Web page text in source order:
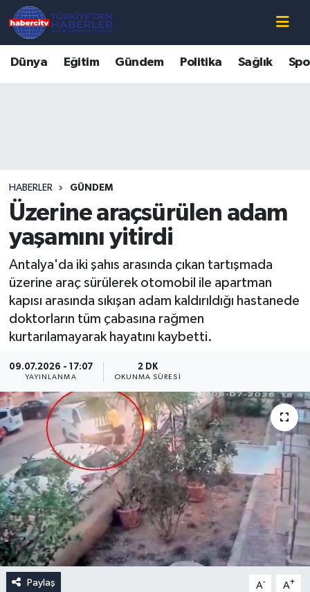
Dünya Eğitim Gündem Politika Sağlık
HABERLER GÜNDEM
Üzerine araçsürülen adam
yaşamını yitirdi
Antalya'da iki şahıs arasında çıkan tartışmada
üzerine araç sürülerek otomobil ile apartman
kapısı arasında sıkışan adam kaldırıldığı hastanede
doktorların tüm çabasına rağmen
kurtarılamayarak hayatını kaybetti.
09.07.2026 - 17:07
YAYINLANMA
2 DK
OKUNMA SÜRESI
Paylaş A- A+
Süper Lig Puan Durumu ve Fikstür
Son Dakika Haberleri
Haber Arşivi